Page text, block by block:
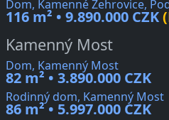
Dom, Kamenné Žehrovice,
116 m² • 9.890.000 CZK
Kamenný Most
Dom, Kamenný Most
82 m² • 3.890.000 CZK
Rodinný dom, Kamenný Most
86 m² • 5.997.000 CZK